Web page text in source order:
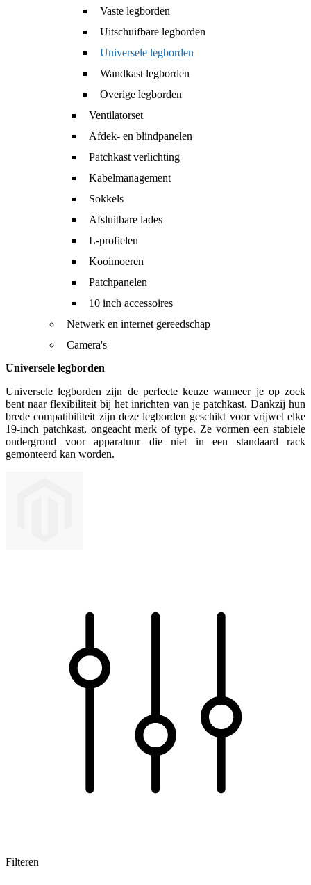
Vaste legborden
Uitschuifbare legborden
Universele legborden
Wandkast legborden
Overige legborden
Ventilatorset
Afdek- en blindpanelen
Patchkast verlichting
Kabelmanagement
Sokkels
Afsluitbare lades
L-profielen
Kooimoeren
Patchpanelen
10 inch accessoires
Netwerk en internet gereedschap
Camera's
Universele legborden
Universele legborden zijn de perfecte keuze wanneer je op zoek
bent naar flexibiliteit bij het inrichten van je patchkast. Dankzij hun
brede compatibiliteit zijn deze legborden geschikt voor vrijwel elke
19-inch patchkast, ongeacht merk of type. Ze vormen een stabiele
ondergrond voor apparatuur die niet in een standaard rack
gemonteerd kan worden.
Filteren